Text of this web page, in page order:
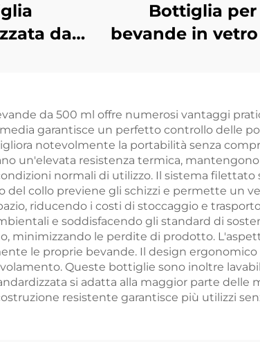
da
e
vetro
Bottiglia per
bevande in vetro
ml, per
base di succo,
vodka
da 500 ml offre numerosi vantaggi
garantisce un perfetto controllo delle
notevolmente la portabilità senza
un'elevata resistenza termica,
normali di utilizzo. Il sistema
del collo previene gli schizzi e permette un
riducendo i costi di stoccaggio e
e soddisfacendo gli standard di
minimizzando le perdite di prodotto.
le proprie bevande. Il design
Queste bottiglie sono inoltre
si adatta alla maggior parte
resistente garantisce più utilizzi